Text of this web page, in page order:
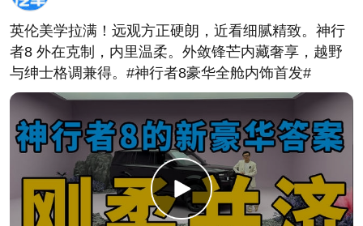
英伦美学拉满！远观方正硬朗，近看细腻精致。神行
者8 外在克制，内里温柔。外敛锋芒内藏奢享，越野
与绅士格调兼得。#神行者8豪华全舱内饰首发#